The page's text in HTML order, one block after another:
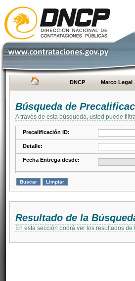
DNCP Marco Legal
Búsqueda de
A través de esta búsqueda, usted puede
Precalificación ID:
Detalle:
Fecha Entrega desde:
Resultado de la
En esta sección podrá ver los resultados